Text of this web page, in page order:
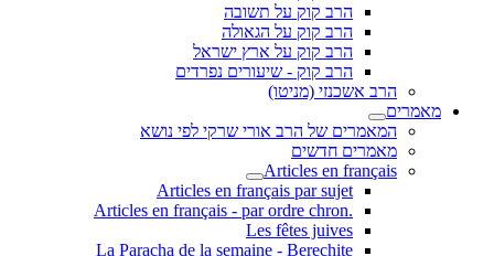
הרב קוק על תשובה
הרב קוק על הגאולה
הרב קוק על ארץ ישראל
הרב קוק - שיעורים נפרדים
הרב אשכנזי (מניטו)
מאמרים
המאמרים של הרב אורי שרקי לפי נושא
מאמרים חדשים
Articles en français
Articles en français par sujet
.Articles en français - par ordre chron
Les fêtes juives
La Paracha de la semaine - Berechite